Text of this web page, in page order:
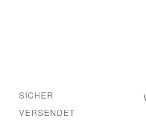
SICHER
VERSENDET